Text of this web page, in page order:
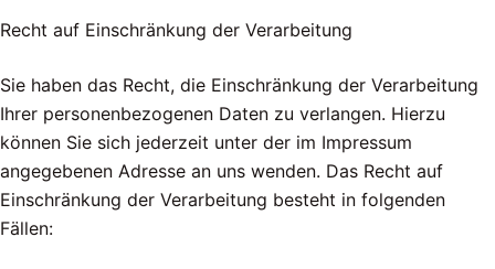
Recht auf Einschränkung der Verarbeitung
Sie haben das Recht, die Einschränkung der Verarbeitung
Ihrer personenbezogenen Daten zu verlangen. Hierzu
können Sie sich jederzeit unter der im Impressum
angegebenen Adresse an uns wenden. Das Recht auf
Einschränkung der Verarbeitung besteht in folgenden
Fällen: